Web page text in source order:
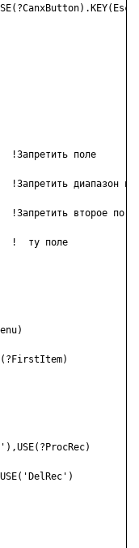
!Запретить поле
!Запретить диапазон
!Запретить второе по
!  ту поле